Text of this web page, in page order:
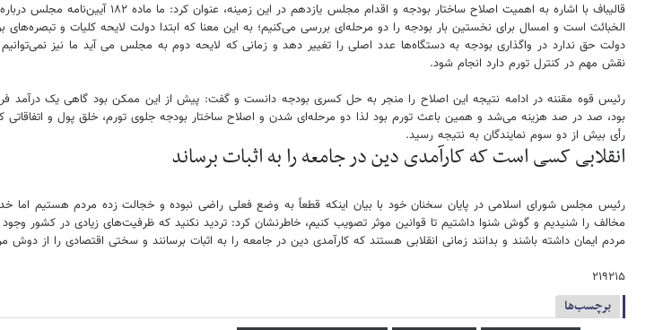
قالیباف با اشاره به اهمیت اصلاح
دولت حق ندارد در واگذاری بودجه به دستگاه‌ها عدد اصلی را تغییر دهد و زمانی که لایحه دوم به مجلس می آید ما نیز
نقش مهم در کنترل تورم دارد انجام شود.
رئیس قوه مقننه در ادامه نتیجه این اصلاح را منجر به حل کسری بودجه دانست و گفت: پیش از این ممکن بود گاهی یک درآمد
بود، صد در صد هزینه می‌شد و همین باعث تورم بود لذا دو مرحله‌ای شدن و اصلاح ساختار بودجه جلوی تورم، خلق پول و
رأی بیش از دو سوم نمایندگان به نتیجه رسید.
انقلابی کسی است که کارآمدی دین در جامعه را به اثبات برساند
رئیس مجلس شورای اسلامی در پایان سخنان خود با بیان اینکه قطعاً به وضع فعلی راضی نبوده و خجالت زده مردم هستیم اما
مخالف را شنیدیم و گوش شنوا داشتیم تا قوانین موثر تصویب کنیم، خاطرنشان کرد: تردید نکنید که ظرفیت‌های زیادی در
مردم ایمان داشته باشند و بدانند زمانی انقلابی هستند که کارآمدی دین در جامعه را به اثبات برسانند و سختی اقتصادی را از دوش
۲۱۹۲۱۵
برچسب‌ها